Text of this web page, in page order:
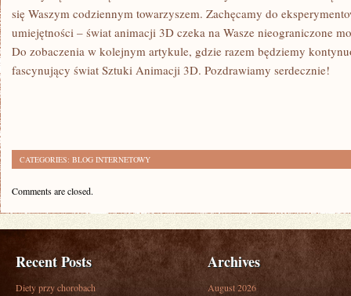
się Waszym ‍codziennym towarzyszem. Zachęcamy do
umiejętności –​ świat animacji 3D czeka⁤ na Wasze nieograniczone
Do zobaczenia w ‌kolejnym artykule, gdzie razem⁢ będziemy
⁣fascynujący świat Sztuki Animacji⁣ 3D.⁢ Pozdrawiamy serdecznie!
CATEGORIES: BLOG INTERNETOWY
Comments are closed.
Recent Posts
Diety przy chorobach
Archives
August 2026